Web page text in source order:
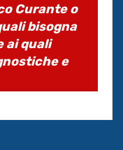
Curante o
bisogna
ai quali
e